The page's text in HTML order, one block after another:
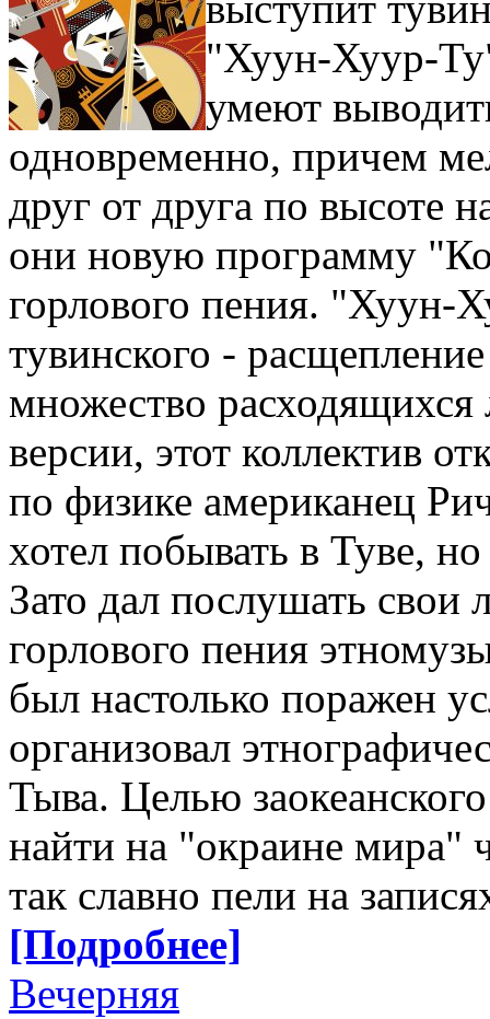
"Хуун-Хуур-
умеют
одновременно, причем
друг от друга по высоте
они новую программу
горлового пения. "Хуун-
тувинского -
множество
версии, этот коллектив
по физике американец
хотел побывать в Туве,
Зато дал послушать свои
горлового пения
был настолько поражен
организовал
Тыва. Целью
найти на "окраине мира"
так славно пели на
[Подробнее]
Вечерняя